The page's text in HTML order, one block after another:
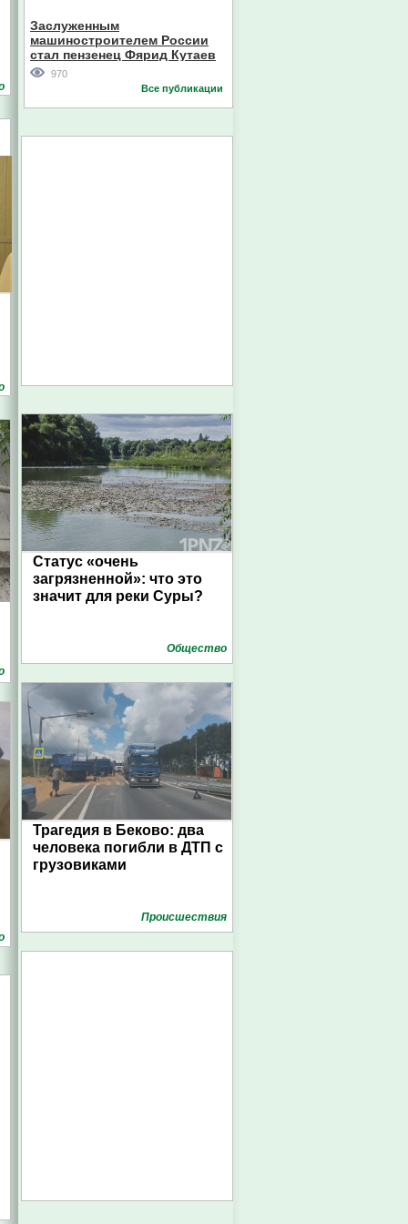
Заслуженным
машиностроителем России
стал пензенец Фярид Кутаев
970
Все публикации
Статус «очень
загрязненной»: что это
значит для реки Суры?
Общество
Трагедия в Беково: два
человека погибли в ДТП с
грузовиками
Проиcшествия